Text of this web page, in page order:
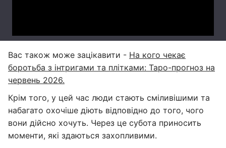
Вас також може зацікавити - На кого чекає
боротьба з інтригами та плітками: Таро-прогноз на
червень 2026.
Крім того, у цей час люди стають сміливішими та
набагато охочіше діють відповідно до того, чого
вони дійсно хочуть. Через це субота приносить
моменти, які здаються захопливими.